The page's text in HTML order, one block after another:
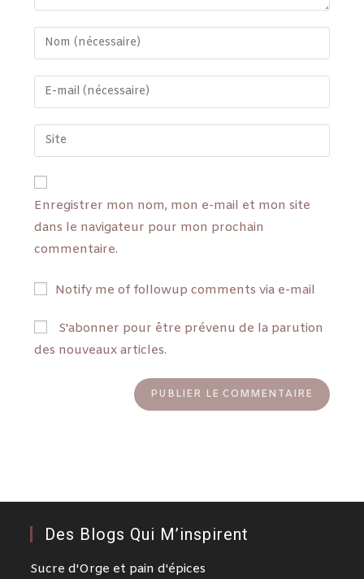
Enregistrer mon nom, mon e-mail et mon site
dans le navigateur pour mon prochain
commentaire.
Notify me of followup comments via e-mail
S'abonner pour être prévenu de la parution
des nouveaux articles.
Des Blogs Qui M’inspirent
Sucre d'Orge et pain d'épices